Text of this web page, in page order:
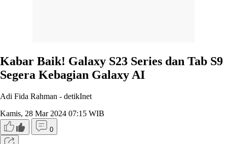
Kabar Baik! Galaxy S23 Series dan Tab S9
Segera Kebagian Galaxy AI
Adi Fida Rahman - detikInet
Kamis, 28 Mar 2024 07:15 WIB
0